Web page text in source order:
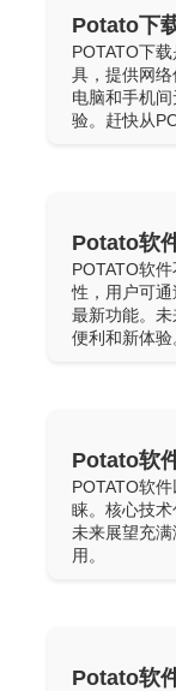
Potato下
POTATO下
具，提供网
电脑和手机
验。赶快从
Potato软
POTATO软
性，用户可
最新功能。
便利和新体验
Potato软
POTATO软
睐。核心技术
未来展望充
用。
Potato软